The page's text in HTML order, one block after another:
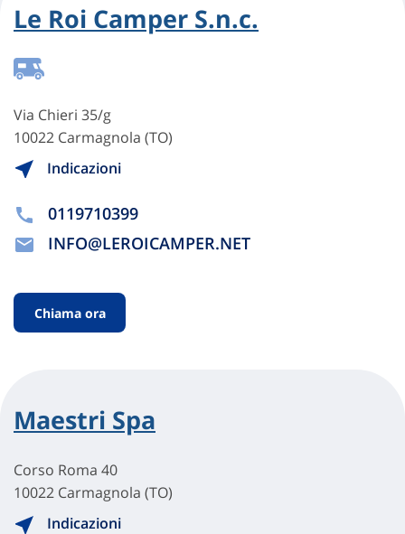
Le Roi Camper S.n.c.
Via Chieri 35/g
10022 Carmagnola (TO)
Indicazioni
0119710399
INFO@LEROICAMPER.NET
Chiama ora
Maestri Spa
Corso Roma 40
10022 Carmagnola (TO)
Indicazioni